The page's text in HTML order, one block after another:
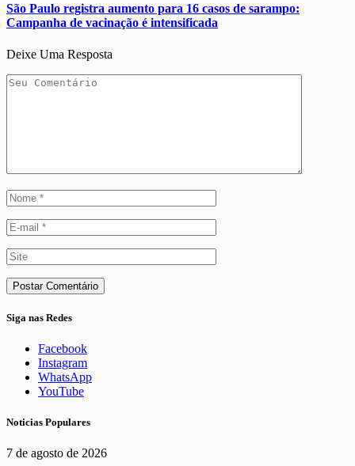
São Paulo registra aumento para 16 casos de sarampo:
Campanha de vacinação é intensificada
Deixe Uma Resposta
Siga nas Redes
Facebook
Instagram
WhatsApp
YouTube
Noticias Populares
7 de agosto de 2026